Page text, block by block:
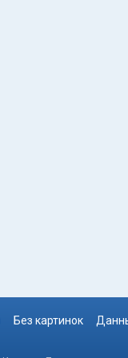
Без картинок